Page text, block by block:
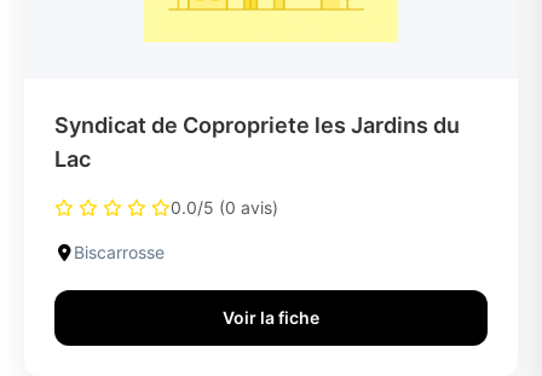
Syndicat de Copropriete les Jardins du
Lac
0.0/5 (0 avis)
Biscarrosse
Voir la fiche